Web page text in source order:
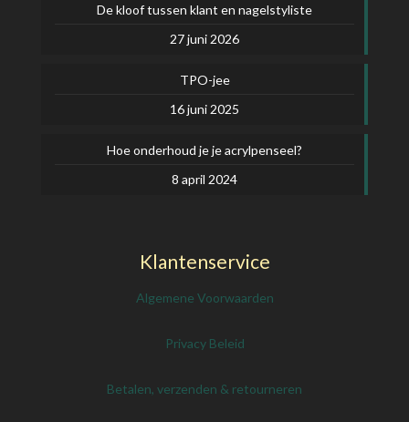
De kloof tussen klant en nagelstyliste
27 juni 2026
TPO-jee
16 juni 2025
Hoe onderhoud je je acrylpenseel?
8 april 2024
Klantenservice
Algemene Voorwaarden
Privacy Beleid
Betalen, verzenden & retourneren